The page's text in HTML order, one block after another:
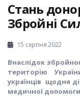
Стань
Збройні
15 серпня 2022
Внаслідок
територію
українців щодня
медичної